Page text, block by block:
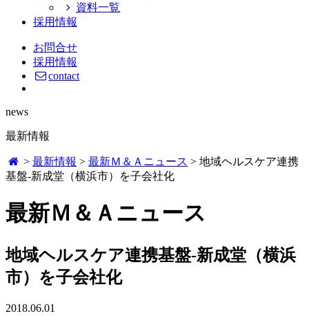
資料一覧
採用情報
お問合せ
採用情報
contact
news
最新情報
>最新情報 >最新Ｍ＆Ａニュース >地域ヘルスケア連携
基盤-新成堂（横浜市）を子会社化
最新Ｍ＆Ａニュース
地域ヘルスケア連携基盤-新成堂（横浜
市）を子会社化
2018.06.01